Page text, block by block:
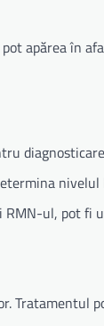
apărea în
RMN-ul, pot
Tratamentul